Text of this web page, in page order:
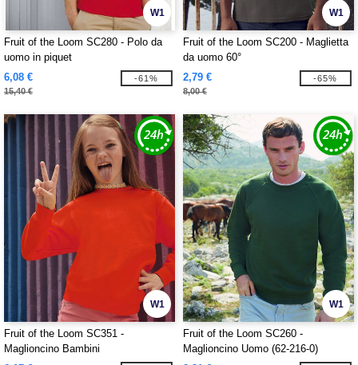
W1
Fruit of the Loom SC280 - Polo da
uomo in piquet
6,08 €
15,40 €
-61%
W1
Fruit of the Loom SC200 - Maglietta
da uomo 60°
2,79 €
8,00 €
-65%
W1
Fruit of the Loom SC351 -
Maglioncino Bambini
W1
Fruit of the Loom SC260 -
Maglioncino Uomo (62-216-0)